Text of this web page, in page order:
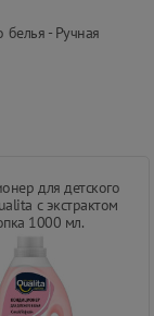
белья - Ручная
для детского
с экстрактом
1000 мл.